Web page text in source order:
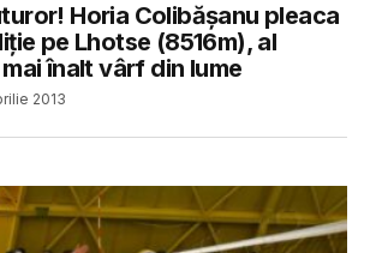
Horia Colibășanu pleaca
pe Lhotse (8516m), al
înalt vârf din lume
2013